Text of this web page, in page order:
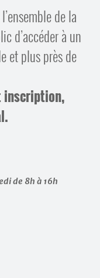
de la
d’accéder à un
et plus près de
inscription,
de 8h à 16h